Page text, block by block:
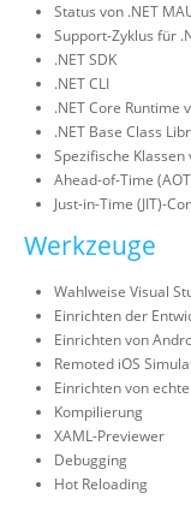
Status von .NET
Support-Zyklus für
.NET SDK
.NET CLI
.NET Core Runtime
.NET Base Class
Spezifische Klassen
Ahead-of-Time
Just-in-Time (JIT)-
Werkzeuge
Wahlweise Visual
Einrichten der
Einrichten von
Remoted iOS
Einrichten von
Kompilierung
XAML-Previewer
Debugging
Hot Reloading